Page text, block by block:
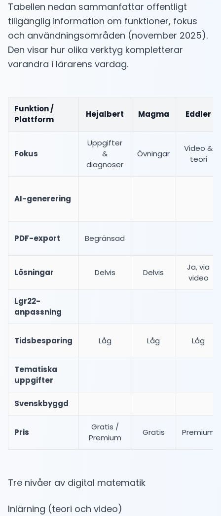
Tabellen nedan sammanfattar offentligt
tillgänglig information om funktioner, fokus
och användningsområden (november 2025).
Den visar hur olika verktyg kompletterar
varandra i lärarens vardag.
Funktion /
Plattform
Hejalbert Magma Eddler
Fokus
Uppgifter
&
diagnoser
Övningar
Video &
teori
AI-generering
PDF-export Begränsad
Lösningar Delvis Delvis
Ja, via
video
Lgr22-
anpassning
Tidsbesparing Låg Låg Låg
Tematiska
uppgifter
Svenskbyggd
Pris
Gratis /
Premium
Gratis Premium
Tre nivåer av digital matematik
Inlärning (teori och video)